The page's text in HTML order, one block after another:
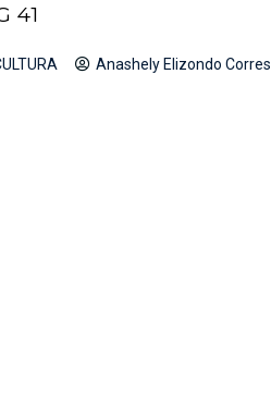
41
Anashely Elizondo Corres